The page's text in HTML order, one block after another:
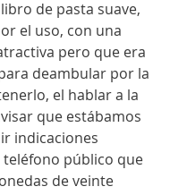
libro de pasta suave,
el uso, con una
pero que era
deambular por la
el hablar a la
que estábamos
indicaciones
público que
de veinte